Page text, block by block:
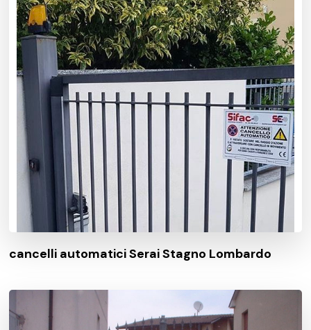
cancelli automatici Serai Stagno Lombardo